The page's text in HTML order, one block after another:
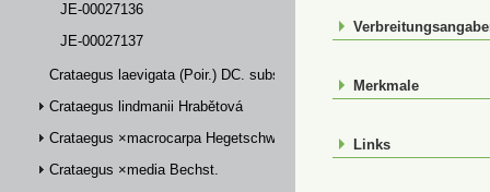
JE-00027136
JE-00027137
Crataegus laevigata (Poir.) DC. subsp. palmstruchii (Lindm.) Franco
Crataegus lindmanii Hrabětová
Crataegus ×macrocarpa Hegetschw.
Crataegus ×media Bechst.
Merkmale
Links